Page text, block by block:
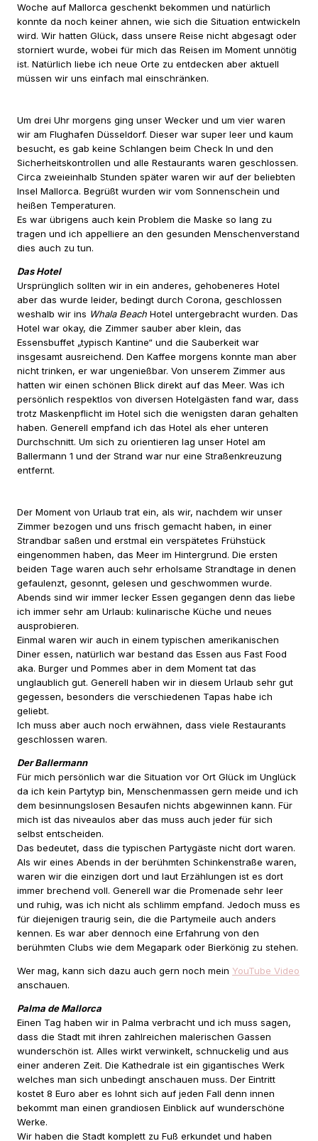
Woche auf Mallorca geschenkt bekommen und natürlich
konnte da noch keiner ahnen, wie sich die Situation entwickeln
wird. Wir hatten Glück, dass unsere Reise nicht abgesagt oder
storniert wurde, wobei für mich das Reisen im Moment unnötig
ist. Natürlich liebe ich neue Orte zu entdecken aber aktuell
müssen wir uns einfach mal einschränken.
Um drei Uhr morgens ging unser Wecker und um vier waren
wir am Flughafen Düsseldorf. Dieser war super leer und kaum
besucht, es gab keine Schlangen beim Check In und den
Sicherheitskontrollen und alle Restaurants waren geschlossen.
Circa zweieinhalb Stunden später waren wir auf der beliebten
Insel Mallorca. Begrüßt wurden wir vom Sonnenschein und
heißen Temperaturen.
Es war übrigens auch kein Problem die Maske so lang zu
tragen und ich appelliere an den gesunden Menschenverstand
dies auch zu tun.
Das Hotel
Ursprünglich sollten wir in ein anderes, gehobeneres Hotel
aber das wurde leider, bedingt durch Corona, geschlossen
weshalb wir ins Whala Beach Hotel untergebracht wurden. Das
Hotel war okay, die Zimmer sauber aber klein, das
Essensbuffet „typisch Kantine“ und die Sauberkeit war
insgesamt ausreichend. Den Kaffee morgens konnte man aber
nicht trinken, er war ungenießbar. Von unserem Zimmer aus
hatten wir einen schönen Blick direkt auf das Meer. Was ich
persönlich respektlos von diversen Hotelgästen fand war, dass
trotz Maskenpflicht im Hotel sich die wenigsten daran gehalten
haben. Generell empfand ich das Hotel als eher unteren
Durchschnitt. Um sich zu orientieren lag unser Hotel am
Ballermann 1 und der Strand war nur eine Straßenkreuzung
entfernt.
Der Moment von Urlaub trat ein, als wir, nachdem wir unser
Zimmer bezogen und uns frisch gemacht haben, in einer
Strandbar saßen und erstmal ein verspätetes Frühstück
eingenommen haben, das Meer im Hintergrund. Die ersten
beiden Tage waren auch sehr erholsame Strandtage in denen
gefaulenzt, gesonnt, gelesen und geschwommen wurde.
Abends sind wir immer lecker Essen gegangen denn das liebe
ich immer sehr am Urlaub: kulinarische Küche und neues
ausprobieren.
Einmal waren wir auch in einem typischen amerikanischen
Diner essen, natürlich war bestand das Essen aus Fast Food
aka. Burger und Pommes aber in dem Moment tat das
unglaublich gut. Generell haben wir in diesem Urlaub sehr gut
gegessen, besonders die verschiedenen Tapas habe ich
geliebt.
Ich muss aber auch noch erwähnen, dass viele Restaurants
geschlossen waren.
Der Ballermann
Für mich persönlich war die Situation vor Ort Glück im Unglück
da ich kein Partytyp bin, Menschenmassen gern meide und ich
dem besinnungslosen Besaufen nichts abgewinnen kann. Für
mich ist das niveaulos aber das muss auch jeder für sich
selbst entscheiden.
Das bedeutet, dass die typischen Partygäste nicht dort waren.
Als wir eines Abends in der berühmten Schinkenstraße waren,
waren wir die einzigen dort und laut Erzählungen ist es dort
immer brechend voll. Generell war die Promenade sehr leer
und ruhig, was ich nicht als schlimm empfand. Jedoch muss es
für diejenigen traurig sein, die die Partymeile auch anders
kennen. Es war aber dennoch eine Erfahrung von den
berühmten Clubs wie dem Megapark oder Bierkönig zu stehen.
Wer mag, kann sich dazu auch gern noch mein YouTube Video
anschauen.
Palma de Mallorca
Einen Tag haben wir in Palma verbracht und ich muss sagen,
dass die Stadt mit ihren zahlreichen malerischen Gassen
wunderschön ist. Alles wirkt verwinkelt, schnuckelig und aus
einer anderen Zeit. Die Kathedrale ist ein gigantisches Werk
welches man sich unbedingt anschauen muss. Der Eintritt
kostet 8 Euro aber es lohnt sich auf jeden Fall denn innen
bekommt man einen grandiosen Einblick auf wunderschöne
Werke.
Wir haben die Stadt komplett zu Fuß erkundet und haben